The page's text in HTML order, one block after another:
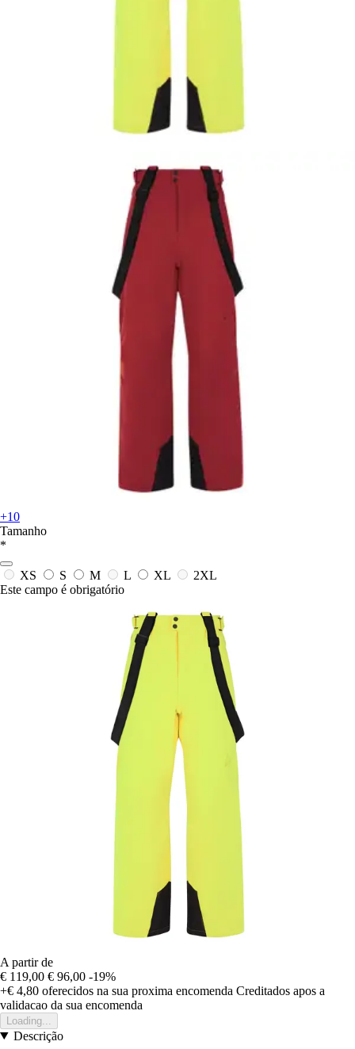
+10
Tamanho
*
XS S M L XL
2XL
Este campo é obrigatório
A partir de
€ 119,00 € 96,00 -19%
+€ 4,80 oferecidos na sua proxima encomenda Creditados apos a
validacao da sua encomenda
Loading...
Descrição